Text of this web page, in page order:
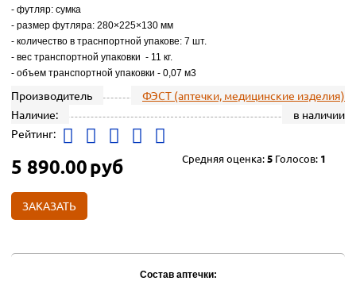
- футляр: сумка
- размер футляра: 280×225×130 мм
- количество в траснпортной упакове: 7 шт.
- вес транспортной упаковки - 11 кг.
- объем транспортной упаковки - 0,07 м3
Производитель
ФЭСТ (аптечки, медицинские изделия)
Наличие:
в наличии
Рейтинг:
Средняя оценка:5 Голосов: 1
5 890.00руб
ЗАКАЗАТЬ
Состав аптечки: